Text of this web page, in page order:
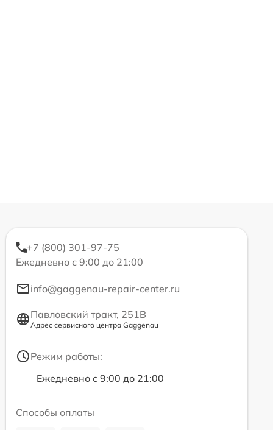
+7 (800) 301-97-75
Ежедневно с 9:00 до 21:00
info@gaggenau-repair-center.ru
Павловский тракт, 251В
Адрес сервисного центра Gaggenau
Режим работы:
Ежедневно с 9:00 до 21:00
Способы оплаты